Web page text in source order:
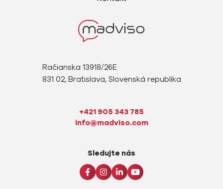
Račianska 13918/26E
831 02, Bratislava, Slovenská republika
+421 905 343 785
info@madviso.com
Sledujte nás